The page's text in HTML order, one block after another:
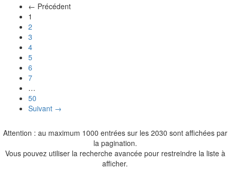
← Précédent
1
2
3
4
5
6
7
…
50
Suivant →
Attention : au maximum 1000 entrées sur les 2030 sont affichées par
la pagination.
Vous pouvez utiliser la recherche avancée pour restreindre la liste à
afficher.